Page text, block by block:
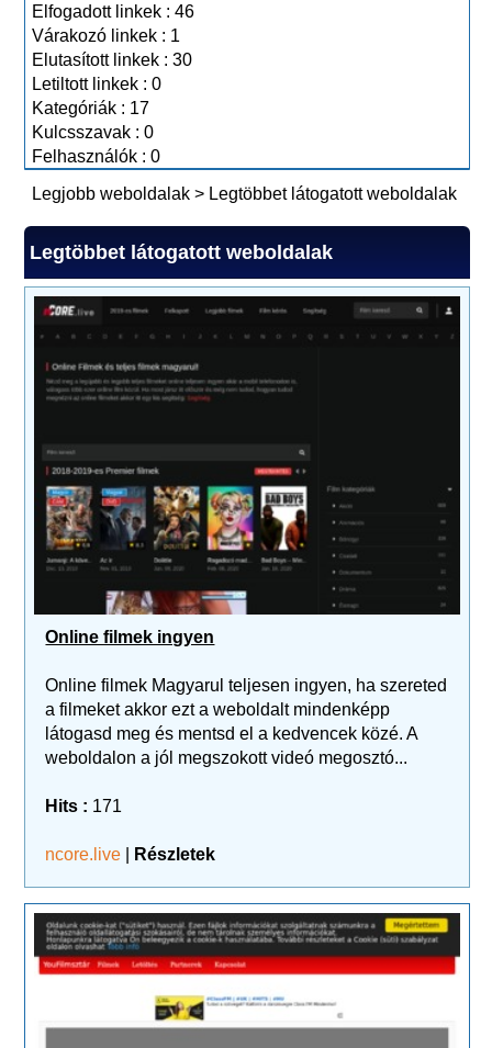
Elfogadott linkek : 46
Várakozó linkek : 1
Elutasított linkek : 30
Letiltott linkek : 0
Kategóriák : 17
Kulcsszavak : 0
Felhasználók : 0
Legjobb weboldalak > Legtöbbet látogatott weboldalak
Legtöbbet látogatott weboldalak
Online filmek ingyen
Online filmek Magyarul teljesen ingyen, ha szereted
a filmeket akkor ezt a weboldalt mindenképp
látogasd meg és mentsd el a kedvencek közé. A
weboldalon a jól megszokott videó megosztó...
Hits : 171
ncore.live Részletek